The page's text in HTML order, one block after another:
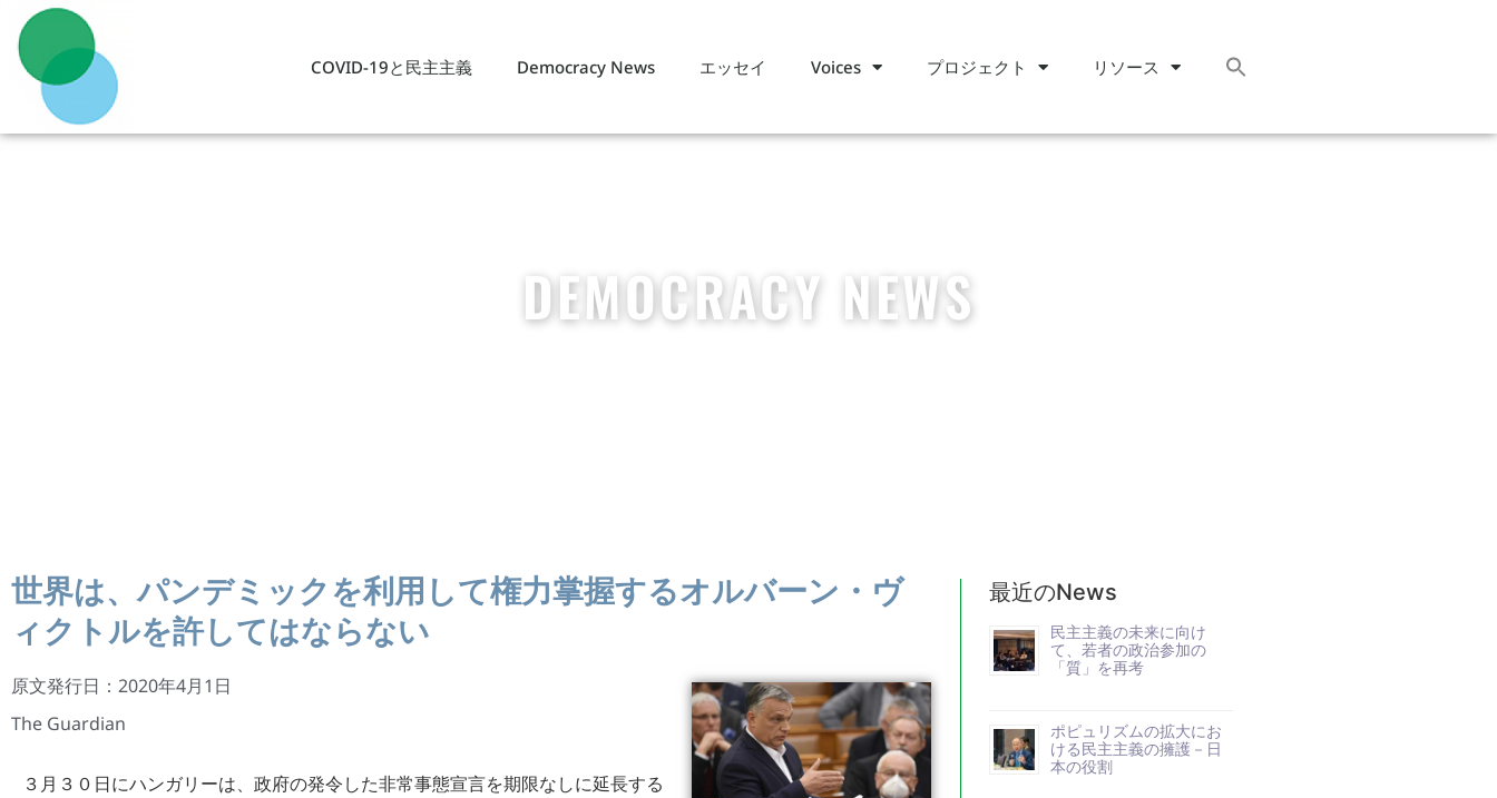
COVID-19と民主主義 Democracy News エッセイ Voices プロジェクト リソース
DEMOCRACY NEWS
世界は、パンデミックを利用して権力掌握するオルバーン・ヴ
ィクトルを許してはならない
原文発行日：2020年4月1日
The Guardian
３月３０日にハンガリーは、政府の発令した非常事態宣言を期限なしに延長する
最近のNews
民主主義の未来に向け
て、若者の政治参加の
「質」を再考
ポピュリズムの拡大にお
ける民主主義の擁護－日
本の役割